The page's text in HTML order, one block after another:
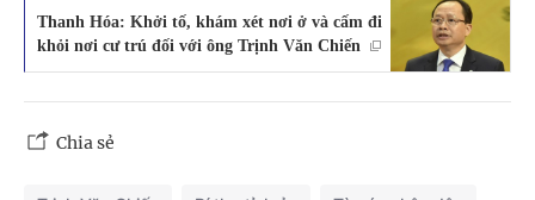
Thanh Hóa: Khởi tố, khám xét nơi ở và cấm đi
khỏi nơi cư trú đối với ông Trịnh Văn Chiến
Chia sẻ